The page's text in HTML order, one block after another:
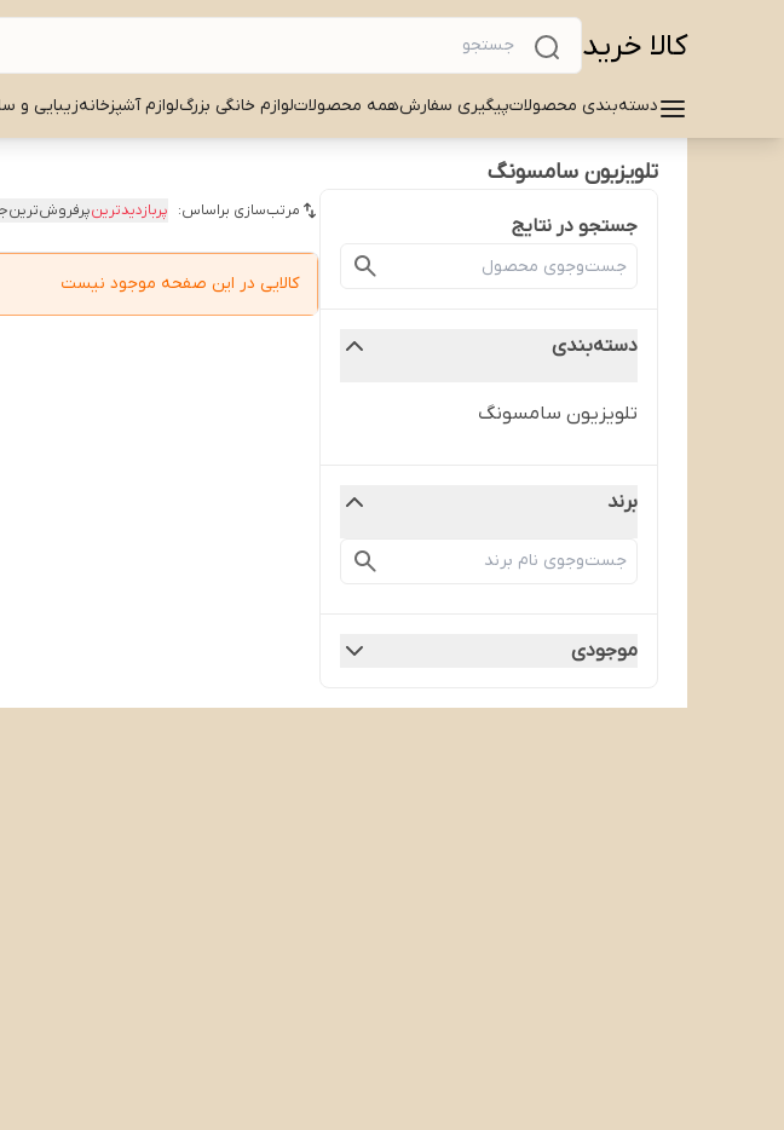
کالا خرید
دسته‌بندی محصولاتپیگیری سفارشهمه محصولاتلوازم خانگی بزرگلوازم آشپزخانهزیبایی و
تلویزیون سامسونگ
جستجو در نتایج
دسته‌بندی
تلویزیون سامسونگ
برند
موجودی
مرتب‌سازی براساس: پربازدیدترینپرفروش‌ترین
کالایی در این صفحه موجود نیست